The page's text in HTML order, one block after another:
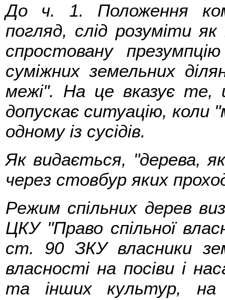
До ч. 1. Положення
погляд, слід розуміти
спростовану
суміжних земельних
межі". На це вказує
допускає ситуацію,
одному із сусідів.
Як видається, "дерева,
через стовбур яких
Режим спільних дерев
ЦКУ "Право спільної
ст. 90 ЗКУ власники
власності на посіви і
та інших культур, на